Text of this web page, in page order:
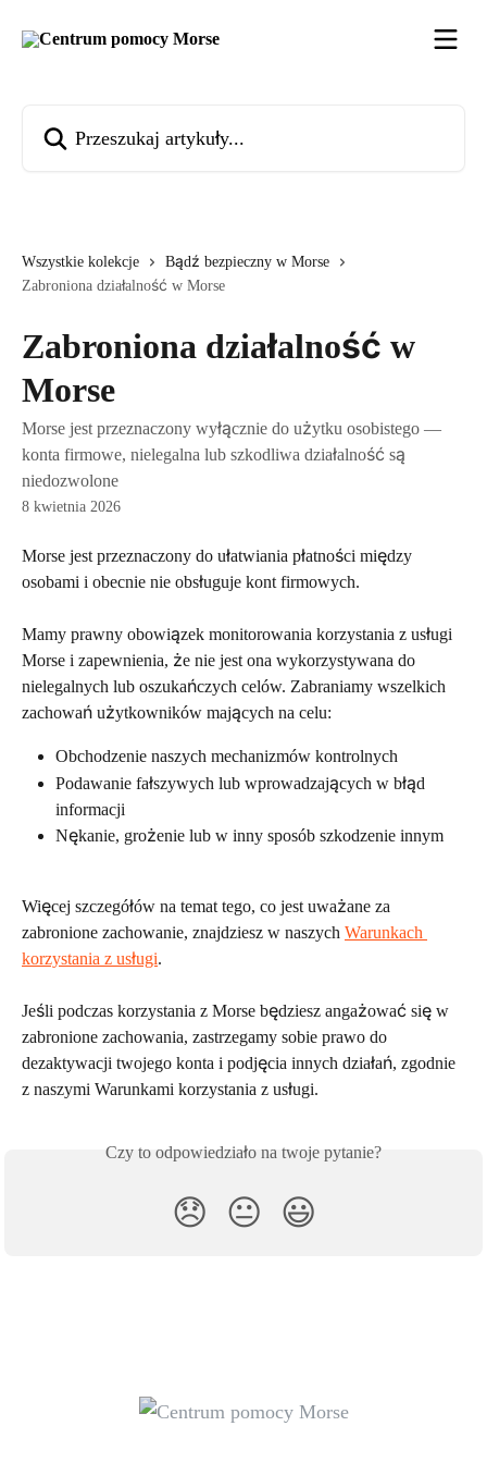
Wszystkie kolekcje
Bądź bezpieczny w Morse
Zabroniona działalność w Morse
Zabroniona działalność w
Morse
Morse jest przeznaczony wyłącznie do użytku osobistego —
konta firmowe, nielegalna lub szkodliwa działalność są
niedozwolone
8 kwietnia 2026
Morse jest przeznaczony do ułatwiania płatności między
osobami i obecnie nie obsługuje kont firmowych.
Mamy prawny obowiązek monitorowania korzystania z usługi
Morse i zapewnienia, że nie jest ona wykorzystywana do
nielegalnych lub oszukańczych celów. Zabraniamy wszelkich
zachowań użytkowników mających na celu:
Obchodzenie naszych mechanizmów kontrolnych
Podawanie fałszywych lub wprowadzających w błąd
informacji
Nękanie, grożenie lub w inny sposób szkodzenie innym
Więcej szczegółów na temat tego, co jest uważane za
zabronione zachowanie, znajdziesz w naszych Warunkach
korzystania z usługi.
Jeśli podczas korzystania z Morse będziesz angażować się w
zabronione zachowania, zastrzegamy sobie prawo do
dezaktywacji twojego konta i podjęcia innych działań, zgodnie
z naszymi Warunkami korzystania z usługi.
Czy to odpowiedziało na twoje pytanie?
😞 😐 😃